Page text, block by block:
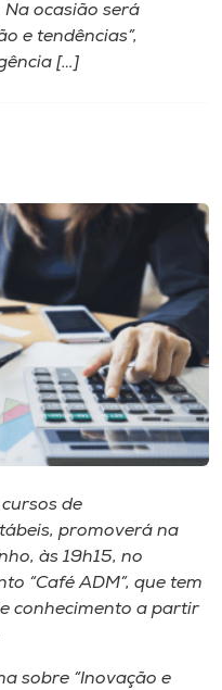
ocasião será
e tendências”,
[…]
de
promoverá na
às 19h15, no
“Café ADM”, que tem
conhecimento a partir
sobre “Inovação e